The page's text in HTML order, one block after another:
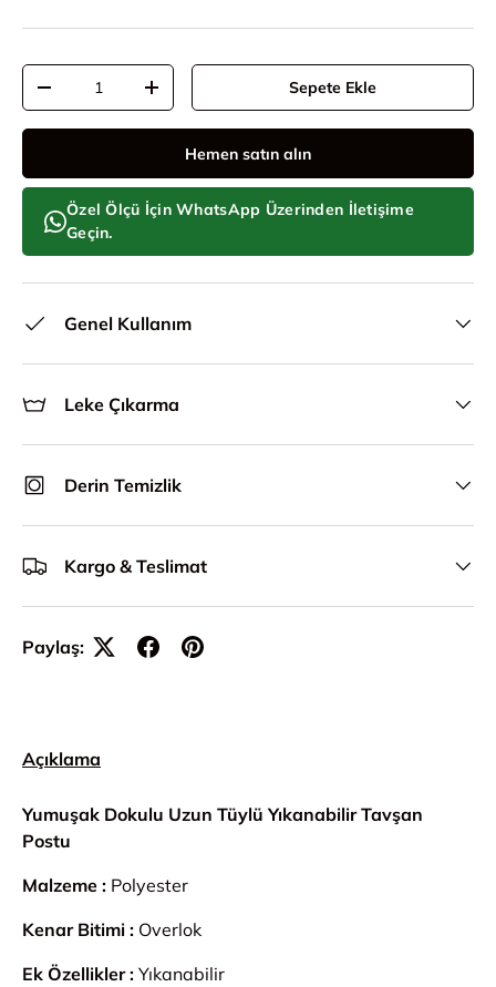
Adet
Adeti azalt
Adeti artır Sepete Ekle
Hemen satın alın
Özel Ölçü İçin WhatsApp Üzerinden İletişime
Geçin.
Genel Kullanım
Leke Çıkarma
Derin Temizlik
Kargo & Teslimat
Paylaş:
Açıklama
Yumuşak Dokulu Uzun Tüylü Yıkanabilir Tavşan
Postu
Malzeme : Polyester
Kenar Bitimi : Overlok
Ek Özellikler : Yıkanabilir